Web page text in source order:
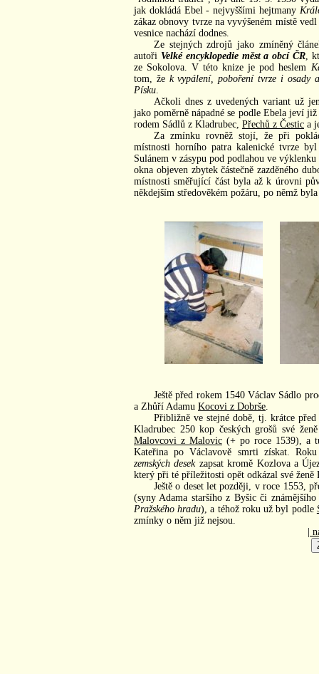
jak dokládá Ebel - nejvyššími hejtmany
zákaz obnovy tvrze na vyvýšeném místě
vesnice nachází dodnes.
Ze stejných zdrojů jako zmíněný
autoři Velké encyklopedie měst a obcí ČR ,
ze Sokolova. V této knize je pod heslem
tom, že k vypálení, poboření tvrze i osady
Písku
Ačkoli dnes z uvedených variant už
jako poměrně nápadné se podle Ebela jeví
rodem Sádlů z Kladrubec, Přechů z Čestic a
Za zmínku rovněž stojí, že při
místnosti horního patra kalenické tvrze
Sulánem v zásypu pod podlahou ve
okna objeven zbytek částečně zazděného
místnosti směřující část byla až k úrovni
někdejším středověkém požáru, po němž
Ještě před rokem 1540 Václav Sádlo
a Zhůří Adamu Kocovi z Dobrše
Přibližně ve stejné době, tj. krátce
Kladrubec 250 kop českých grošů své
Malovcovi z Malovic (+ po roce 1539), a
Kateřina po Václavově smrti získat.
zemských desekzapsat kromě Kozlova a
který při té příležitosti opět odkázal své
Ještě o deset let později, v roce 1553,
(syny Adama staršího z Byšic či
Pražského hradu), a téhož roku už byl podle
zmínky o něm již nejsou.
|